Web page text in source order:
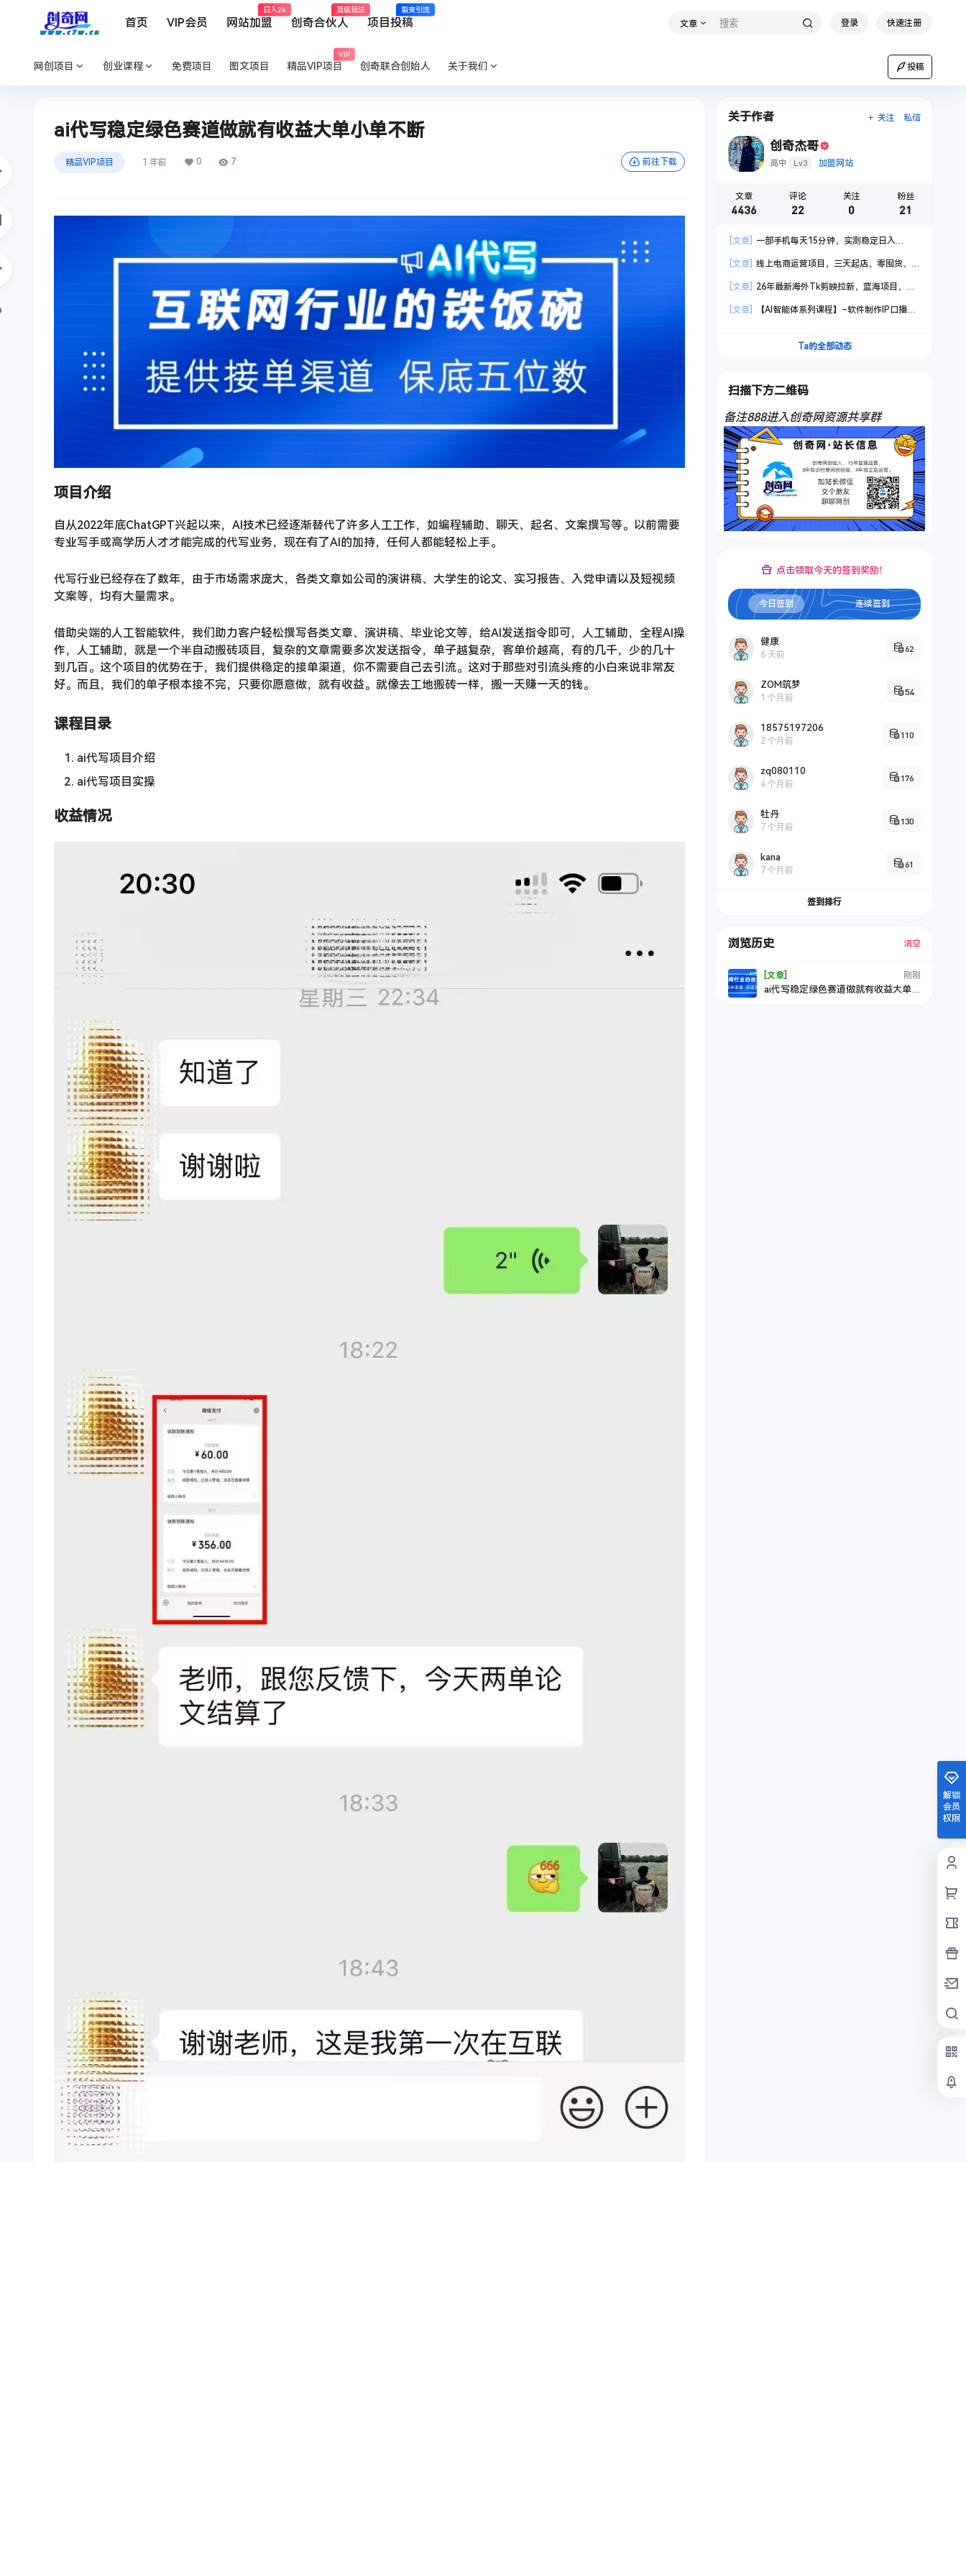
首页 VIP会员 网站加盟
日入2k
创奇合伙人
顶级玩法
项目投稿
裂变引流
文章 登录 快速注册
网创项目 创业课程 免费项目 图文项目 精品VIP项目
VIP
创奇联合创始人 关于我们 投稿
ai代写稳定绿色赛道做就有收益大单小单不断
精品VIP项目 1 年前 0 7 前往下载
项目介绍
自从2022年底ChatGPT兴起以来，AI技术已经逐渐替代了许多人工工作，如编程辅助、聊天、起名、文案撰写等。以前需要
专业写手或高学历人才才能完成的代写业务，现在有了AI的加持，任何人都能轻松上手。
代写行业已经存在了数年，由于市场需求庞大，各类文章如公司的演讲稿、大学生的论文、实习报告、入党申请以及短视频
文案等，均有大量需求。
借助尖端的人工智能软件，我们助力客户轻松撰写各类文章、演讲稿、毕业论文等，给AI发送指令即可，人工辅助，全程AI操
作，人工辅助，就是一个半自动搬砖项目，复杂的文章需要多次发送指令，单子越复杂，客单价越高，有的几千，少的几十
到几百。这个项目的优势在于，我们提供稳定的接单渠道，你不需要自己去引流。这对于那些对引流头疼的小白来说非常友
好。而且，我们的单子根本接不完，只要你愿意做，就有收益。就像去工地搬砖一样，搬一天赚一天的钱。
课程目录
ai代写项目介绍
ai代写项目实操
收益情况
关于作者 关注 私信
创奇杰哥
高中 Lv3 加盟网站
文章
4436
评论
22
关注
0
粉丝
21
[文章]
一部手机每天15分钟，实测稳定日入
[文章]
线上电商运营项目，三天起店，零囤货、
作战规划
[文章]
26年最新海外Tk剪映拉新，蓝海项目，会
[文章]
【AI智能体系列课程】–软件制作IP口播视
频，轻松起号，日入1000+
Ta的全部动态
扫描下方二维码
备注888进入创奇网资源共享群
点击领取今天的签到奖励！
今日签到 连续签到
健康
6 天前
62
ZOM筑梦
1 个月前
54
18575197206
2 个月前
110
zq080110
4 个月前
176
牡丹
7 个月前
130
kana
7 个月前
61
签到排行
浏览历史 清空
[文章] 刚刚
ai代写稳定绿色赛道做就有收益大单小
解锁
会员
权限